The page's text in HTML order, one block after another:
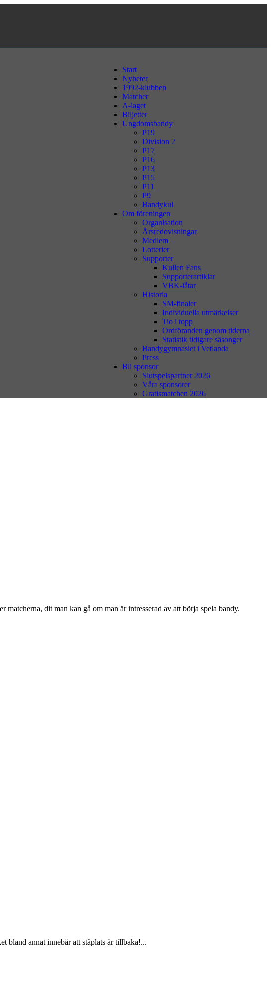
Start
Nyheter
1992-klubben
Matcher
A-laget
Biljetter
Ungdomsbandy
P19
Division 2
P17
P16
P13
P15
P11
P9
Bandykul
Om föreningen
Organisation
Årsredovisningar
Medlem
Lotterier
Supporter
Kullen Fans
Supporterartiklar
VBK-låtar
Historia
SM-finaler
Individuella utmärkelser
Tio i topp
Ordföranden genom tiderna
Statistik tidigare säsonger
Bandygymnasiet i Vetlanda
Press
Bli sponsor
Slutspelspartner 2026
Våra sponsorer
Gratismatchen 2026
dit man kan gå om man är intresserad av att börja spela bandy.
bland annat innebär att ståplats är tillbaka!...